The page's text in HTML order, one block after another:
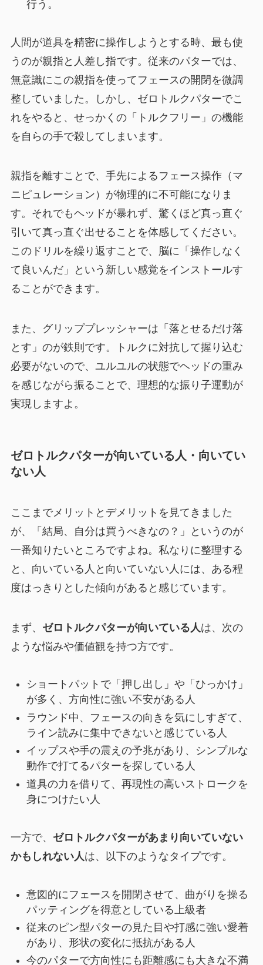
行う。
人間が道具を精密に操作しようとする時、最も使
うのが親指と人差し指です。従来のパターでは、
無意識にこの親指を使ってフェースの開閉を微調
整していました。しかし、ゼロトルクパターでこ
れをやると、せっかくの「トルクフリー」の機能
を自らの手で殺してしまいます。
親指を離すことで、手先によるフェース操作（マ
ニピュレーション）が物理的に不可能になりま
す。それでもヘッドが暴れず、驚くほど真っ直ぐ
引いて真っ直ぐ出せることを体感してください。
このドリルを繰り返すことで、脳に「操作しなく
て良いんだ」という新しい感覚をインストールす
ることができます。
また、グリッププレッシャーは「落とせるだけ落
とす」のが鉄則です。トルクに対抗して握り込む
必要がないので、ユルユルの状態でヘッドの重み
を感じながら振ることで、理想的な振り子運動が
実現しますよ。
ゼロトルクパターが向いている人・向いてい
ない人
ここまでメリットとデメリットを見てきました
が、「結局、自分は買うべきなの？」というのが
一番知りたいところですよね。私なりに整理する
と、向いている人と向いていない人には、ある程
度はっきりとした傾向があると感じています。
まず、 ゼロトルクパターが向いている人 は、次の
ような悩みや価値観を持つ方です。
ショートパットで「押し出し」や「ひっかけ」
が多く、方向性に強い不安がある人
ラウンド中、フェースの向きを気にしすぎて、
ライン読みに集中できないと感じている人
イップスや手の震えの予兆があり、シンプルな
動作で打てるパターを探している人
道具の力を借りて、再現性の高いストロークを
身につけたい人
一方で、 ゼロトルクパターがあまり向いていない
かもしれない人 は、以下のようなタイプです。
意図的にフェースを開閉させて、曲がりを操る
パッティングを得意としている上級者
従来のピン型パターの見た目や打感に強い愛着
があり、形状の変化に抵抗がある人
今のパターで方向性にも距離感にも大きな不満